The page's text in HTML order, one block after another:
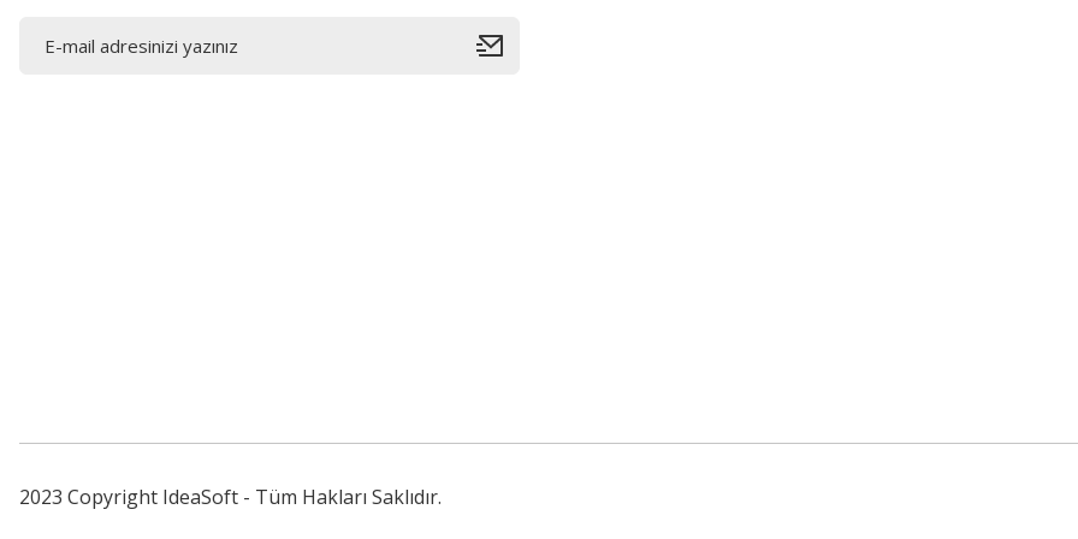
2023 Copyright IdeaSoft - Tüm Hakları Saklıdır.